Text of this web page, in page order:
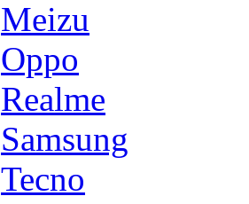
Meizu
Oppo
Realme
Samsung
Tecno